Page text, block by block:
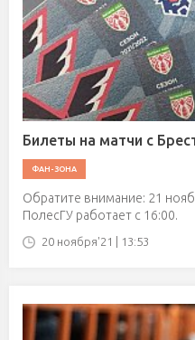
Билеты на матчи с
ФАН-ЗОНА
Обратите внимание: 21
ПолесГУ работает с 16:00.
20 ноября'21 | 13:53